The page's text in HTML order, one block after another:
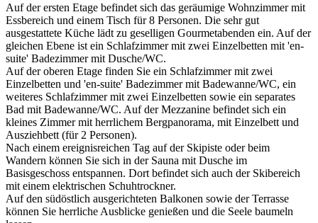
Auf der ersten Etage befindet sich das geräumige Wohnzimmer mit
Essbereich und einem Tisch für 8 Personen. Die sehr gut
ausgestattete Küche lädt zu geselligen Gourmetabenden ein. Auf der
gleichen Ebene ist ein Schlafzimmer mit zwei Einzelbetten mit 'en-
suite' Badezimmer mit Dusche/WC.
Auf der oberen Etage finden Sie ein Schlafzimmer mit zwei
Einzelbetten und 'en-suite' Badezimmer mit Badewanne/WC, ein
weiteres Schlafzimmer mit zwei Einzelbetten sowie ein separates
Bad mit Badewanne/WC. Auf der Mezzanine befindet sich ein
kleines Zimmer mit herrlichem Bergpanorama, mit Einzelbett und
Ausziehbett (für 2 Personen).
Nach einem ereignisreichen Tag auf der Skipiste oder beim
Wandern können Sie sich in der Sauna mit Dusche im
Basisgeschoss entspannen. Dort befindet sich auch der Skibereich
mit einem elektrischen Schuhtrockner.
Auf den südöstlich ausgerichteten Balkonen sowie der Terrasse
können Sie herrliche Ausblicke genießen und die Seele baumeln